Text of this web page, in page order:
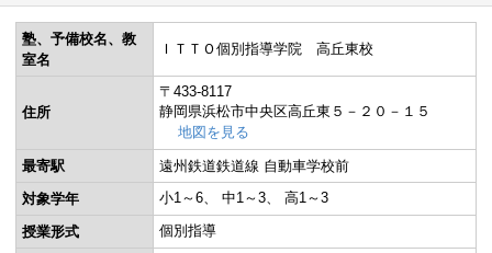
塾、予備校名、教
室名
ＩＴＴＯ個別指導学院 高丘東校
住所
〒433-8117
静岡県浜松市中央区高丘東５－２０－１５
地図を見る
最寄駅
遠州鉄道鉄道線 自動車学校前
対象学年
小1～6 中1～3 高1～3
授業形式 個別指導